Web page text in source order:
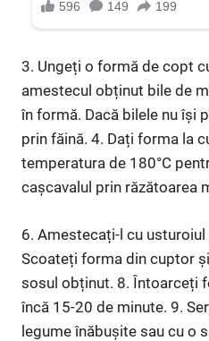
3. Ungeți o formă de copt
amestecul obținut bile de
în formă. Dacă bilele nu își
prin făină. 4. Dați forma la
temperatura de 180°C
cașcavalul prin răzătoarea
6. Amestecați-l cu
Scoateți forma din cuptor
sosul obținut. 8. Întoarceți
încă 15-20 de minute. 9.
legume înăbușite sau cu o